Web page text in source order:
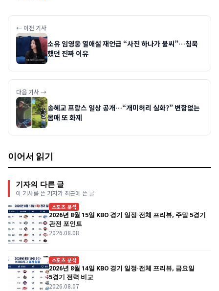
← 이전 기사
소유 임영웅 열애설 재언급 “사진 하나가 불씨”…침묵
했던 진짜 이유
다음 기사 →
송혜교 프랑스 일상 공개…“개미허리 실화?” 변함없는
몸매 또 화제
이어서 읽기
기자의 다른 글
이 기사를 쓴 기자가 최근에 쓴 글
스포츠 분석
2026년 8월 15일 KBO 경기 일정·전체 프리뷰, 주말 5경기
관전 포인트
2026.08.08
스포츠 분석
2026년 8월 14일 KBO 경기 일정·전체 프리뷰, 금요일
5경기 전력 비교
2026.08.07